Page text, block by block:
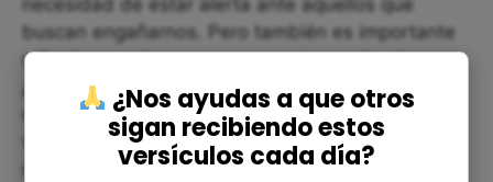
necesidad de estar alerta ante aquellos que
buscan engañarnos. Pero también es importante
reflexionar sobre nuestras propias motivaciones.
¿Estamos sirviendo a Dios o a nuestros propios
deseos y necesidades? ¿Estamos buscando su
voluntad o estamos haciendo lo que nos parece
más fácil o conveniente?
¿Nos ayudas a que otros
sigan recibiendo estos
versículos cada día?